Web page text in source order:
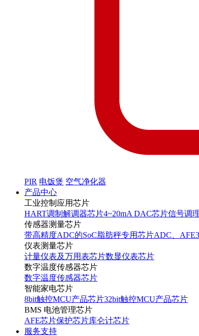
PIR 电饭煲 空气净化器
产品中心
工业控制应用芯片
HART调制解调器芯片4~20mA DAC芯片信号调
传感器测量芯片
带高精度ADC的SoC 脂肪秤专用芯片ADC、AFE
仪表测量芯片
计量仪表及万用表芯片数显仪表芯片
数字温度传感器芯片
数字温度传感器芯片
智能家电芯片
8bit触控MCU产品芯片32bit触控MCU产品芯片
BMS 电池管理芯片
AFE芯片保护芯片库仑计芯片
服务支持